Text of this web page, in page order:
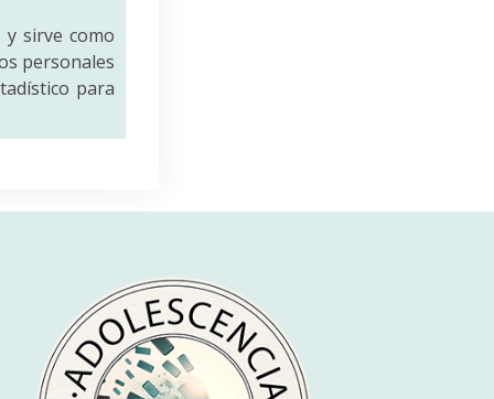
y sirve como
personales
para